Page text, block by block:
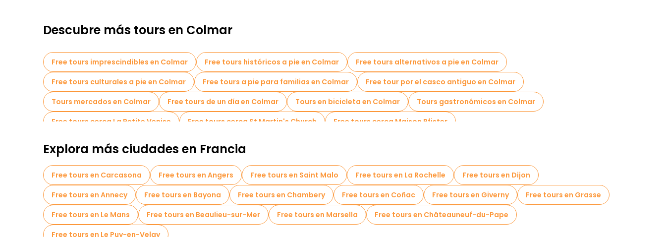
Descubre más tours en Colmar
Free tours imprescindibles en Colmar Free tours históricos a pie en Colmar
Free tours alternativos a pie en Colmar
Free tours culturales a pie en Colmar
Free tours a pie para familias en Colmar
Free tour por el casco antiguo en Colmar
Tours mercados en Colmar
Free tours de un día en Colmar Tours en bicicleta en Colmar
Tours gastronómicos en Colmar
Free tours cerca La Petite Venise
Free tours cerca St Martin's Church Free tours cerca Maison Pfister
Explora más ciudades en Francia
Free tours en Carcasona Free tours en Angers Free tours en Saint Malo Free tours en La Rochelle
Free tours en Dijon
Free tours en Annecy
Free tours en Bayona Free tours en Chambery Free tours en Coñac Free tours en Giverny
Free tours en Grasse
Free tours en Le Mans
Free tours en Beaulieu-sur-Mer Free tours en Marsella
Free tours en Châteauneuf-du-Pape
Free tours en Le Puy-en-Velay